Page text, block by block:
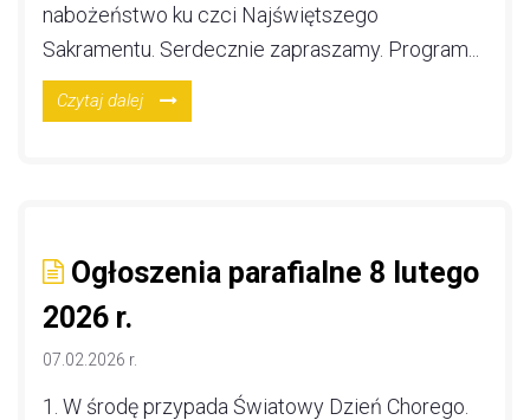
nabożeństwo ku czci Najświętszego
Sakramentu. Serdecznie zapraszamy. Program...
Czytaj dalej
Ogłoszenia parafialne 8 lutego
2026 r.
07.02.2026 r.
1. W środę przypada Światowy Dzień Chorego.